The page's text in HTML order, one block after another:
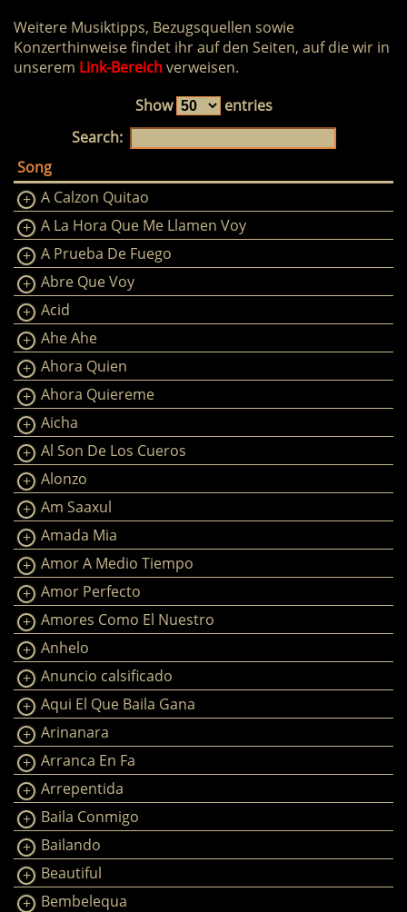
Weitere Musiktipps, Bezugsquellen sowie
Konzerthinweise findet ihr auf den Seiten, auf die wir in
unserem Link-Bereichverweisen.
Show
entries
Search:
Song
A Calzon Quitao
A La Hora Que Me Llamen Voy
A Prueba De Fuego
Abre Que Voy
Acid
Ahe Ahe
Ahora Quien
Ahora Quiereme
Aicha
Al Son De Los Cueros
Alonzo
Am Saaxul
Amada Mia
Amor A Medio Tiempo
Amor Perfecto
Amores Como El Nuestro
Anhelo
Anuncio calsificado
Aqui El Que Baila Gana
Arinanara
Arranca En Fa
Arrepentida
Baila Conmigo
Bailando
Beautiful
Bembelequa